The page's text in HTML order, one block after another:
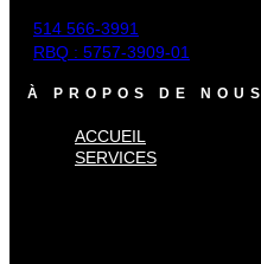
514 566-3991
RBQ : 5757-3909-01
À PROPOS DE NOUS
ACCUEIL
SERVICES